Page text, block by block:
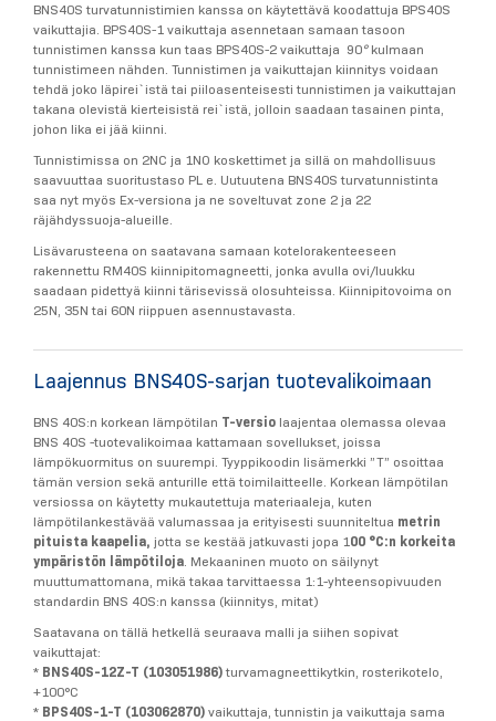
BNS40S turvatunnistimien kanssa on käytettävä koodattuja BPS40S
vaikuttajia. BPS40S-1 vaikuttaja asennetaan samaan tasoon
tunnistimen kanssa kun taas BPS40S-2 vaikuttaja 90°kulmaan
tunnistimeen nähden. Tunnistimen ja vaikuttajan kiinnitys voidaan
tehdä joko läpirei`istä tai piiloasenteisesti tunnistimen ja vaikuttajan
takana olevistä kierteisistä rei`istä, jolloin saadaan tasainen pinta,
johon lika ei jää kiinni.
Tunnistimissa on 2NC ja 1NO koskettimet ja sillä on mahdollisuus
saavuuttaa suoritustaso PL e. Uutuutena BNS40S turvatunnistinta
saa nyt myös Ex-versiona ja ne soveltuvat zone 2 ja 22
räjähdyssuoja-alueille.
Lisävarusteena on saatavana samaan kotelorakenteeseen
rakennettu RM40S kiinnipitomagneetti, jonka avulla ovi/luukku
saadaan pidettyä kiinni tärisevissä olosuhteissa. Kiinnipitovoima on
25N, 35N tai 60N riippuen asennustavasta.
Laajennus BNS40S-sarjan tuotevalikoimaan
BNS 40S:n korkean lämpötilan T-versio laajentaa olemassa olevaa
BNS 40S -tuotevalikoimaa kattamaan sovellukset, joissa
lämpökuormitus on suurempi. Tyyppikoodin lisämerkki ”T” osoittaa
tämän version sekä anturille että toimilaitteelle. Korkean lämpötilan
versiossa on käytetty mukautettuja materiaaleja, kuten
lämpötilankestävää valumassaa ja erityisesti suunniteltua metrin
pituista kaapelia, jotta se kestää jatkuvasti jopa 1 00 °C:n korkeita
ympäristön lämpötiloja . Mekaaninen muoto on säilynyt
muuttumattomana, mikä takaa tarvittaessa 1:1-yhteensopivuuden
standardin BNS 40S:n kanssa (kiinnitys, mitat)
Saatavana on tällä hetkellä seuraava malli ja siihen sopivat
vaikuttajat:
* BNS40S-12Z-T (103051986)turvamagneettikytkin, rosterikotelo,
+100°C
* BPS40S-1-T (103062870) vaikuttaja, tunnistin ja vaikuttaja sama